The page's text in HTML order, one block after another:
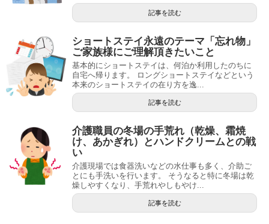
記事を読む
ショートステイ永遠のテーマ「忘れ物」
ご家族様にご理解頂きたいこと
基本的にショートステイは、何泊か利用したのちに
自宅へ帰ります。 ロングショートステイなどという
本来のショートステイの在り方を逸...
記事を読む
介護職員の冬場の手荒れ（乾燥、霜焼
け、あかぎれ）とハンドクリームとの戦
い
介護現場では食器洗いなどの水仕事も多く、介助ご
とにも手洗いを行います。 そうなると特に冬場は乾
燥しやすくなり、手荒れやしもやけ...
記事を読む